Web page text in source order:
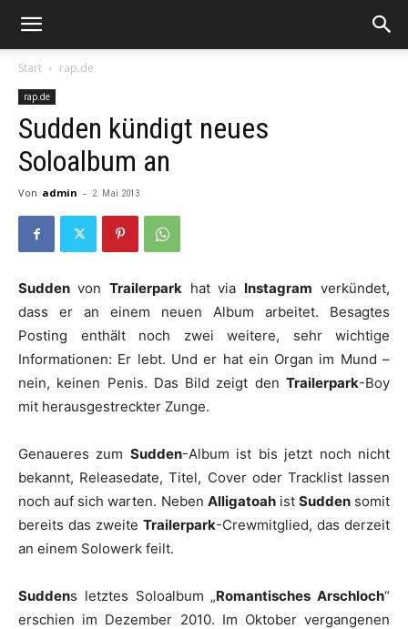
Start rap.de
rap.de
Sudden kündigt neues
Soloalbum an
Von admin - 2. Mai 2013
Sudden von Trailerparkhat via Instagram verkündet,
dass er an einem neuen Album arbeitet. Besagtes
Posting enthält noch zwei weitere, sehr wichtige
Informationen: Er lebt. Und er hat ein Organ im Mund –
nein, keinen Penis. Das Bild zeigt den Trailerpark-Boy
mit herausgestreckter Zunge.
Genaueres zum Sudden-Album ist bis jetzt noch nicht
bekannt, Releasedate, Titel, Cover oder Tracklist lassen
noch auf sich warten. Neben Alligatoahist Suddensomit
bereits das zweite Trailerpark-Crewmitglied, das derzeit
an einem Solowerk feilt.
Suddens letztes Soloalbum „Romantisches Arschloch“
erschien im Dezember 2010. Im Oktober vergangenen